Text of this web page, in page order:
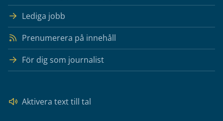
Lediga jobb
Prenumerera på innehåll
För dig som journalist
Aktivera text till tal